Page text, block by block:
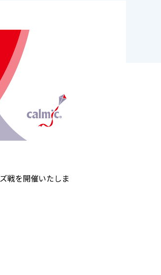
戦を開催いたしま